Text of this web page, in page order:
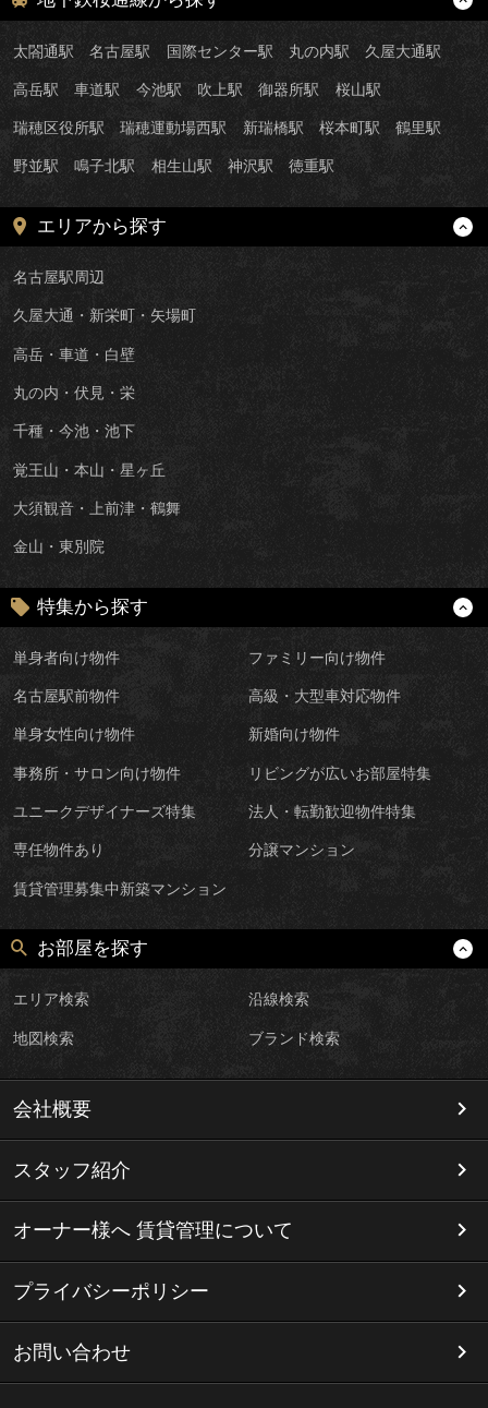
太閤通駅 名古屋駅 国際センター駅 丸の内駅 久屋大通駅
高岳駅 車道駅 今池駅 吹上駅 御器所駅 桜山駅
瑞穂区役所駅 瑞穂運動場西駅 新瑞橋駅 桜本町駅 鶴里駅
野並駅 鳴子北駅 相生山駅 神沢駅 徳重駅
エリアから探す
名古屋駅周辺
久屋大通・新栄町・矢場町
高岳・車道・白壁
丸の内・伏見・栄
千種・今池・池下
覚王山・本山・星ヶ丘
大須観音・上前津・鶴舞
金山・東別院
特集から探す
単身者向け物件 ファミリー向け物件
名古屋駅前物件 高級・大型車対応物件
単身女性向け物件 新婚向け物件
事務所・サロン向け物件 リビングが広いお部屋特集
ユニークデザイナーズ特集 法人・転勤歓迎物件特集
専任物件あり 分譲マンション
賃貸管理募集中新築マンション
お部屋を探す
エリア検索 沿線検索
地図検索 ブランド検索
会社概要
スタッフ紹介
オーナー様へ 賃貸管理について
プライバシーポリシー
お問い合わせ